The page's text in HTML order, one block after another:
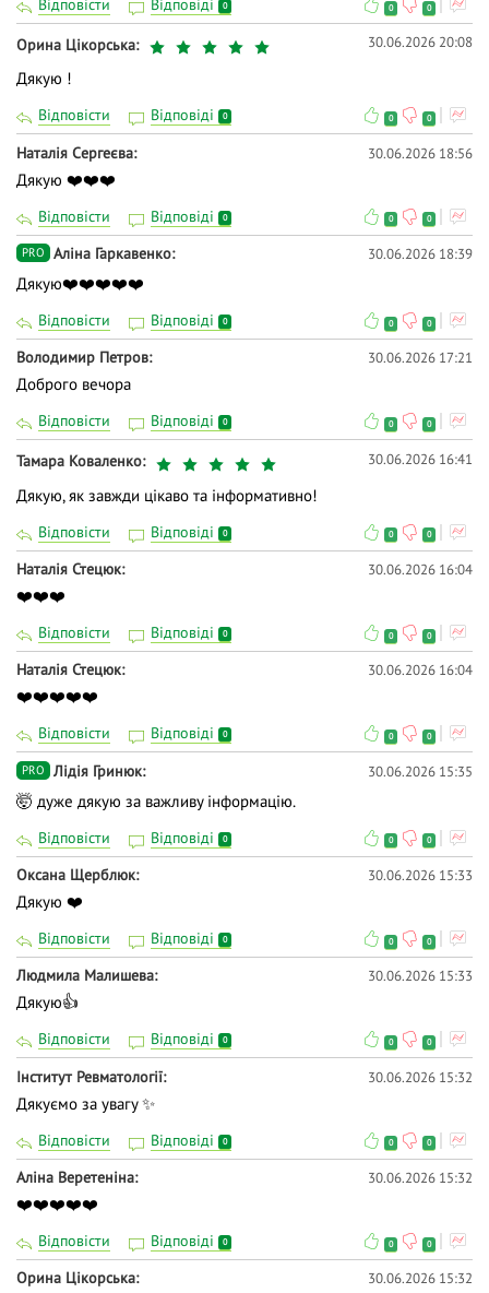
Відповісти Відповіді 0 0 0
Орина Цікорська 30.06.2026 20:08
Дякую !
Відповісти Відповіді 0 0 0
Наталія Сергеєва 30.06.2026 18:56
Дякую ❤️❤️❤️
Відповісти Відповіді 0 0 0
PRO Аліна Гаркавенко 30.06.2026 18:39
Дякую❤️❤️❤️❤️❤️
Відповісти Відповіді 0 0 0
Володимир Петров 30.06.2026 17:21
Доброго вечора
Відповісти Відповіді 0 0 0
Тамара Коваленко 30.06.2026 16:41
Дякую, як завжди цікаво та інформативно!
Відповісти Відповіді 0 0 0
Наталія Стецюк 30.06.2026 16:04
❤️❤️❤️
Відповісти Відповіді 0 0 0
Наталія Стецюк 30.06.2026 16:04
❤️❤️❤️❤️❤️
Відповісти Відповіді 0 0 0
PRO Лідія Гринюк 30.06.2026 15:35
🤯 дуже дякую за важливу інформацію.
Відповісти Відповіді 0 0 0
Оксана Щерблюк 30.06.2026 15:33
Дякую ❤️
Відповісти Відповіді 0 0 0
Людмила Малишева 30.06.2026 15:33
Дякую👍
Відповісти Відповіді 0 0 0
Iнститут Ревматології 30.06.2026 15:32
Дякуємо за увагу ✨
Відповісти Відповіді 0 0 0
Аліна Веретеніна 30.06.2026 15:32
❤️❤️❤️❤️❤️
Відповісти Відповіді 0 0 0
Орина Цікорська 30.06.2026 15:32